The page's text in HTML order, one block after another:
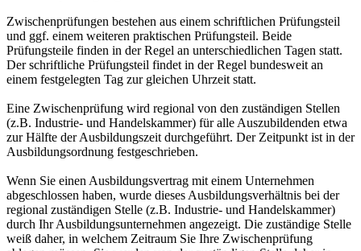
Zwischenprüfungen bestehen aus einem schriftlichen Prüfungsteil
und ggf. einem weiteren praktischen Prüfungsteil. Beide
Prüfungsteile finden in der Regel an unterschiedlichen Tagen statt.
Der schriftliche Prüfungsteil findet in der Regel bundesweit an
einem festgelegten Tag zur gleichen Uhrzeit statt.
Eine Zwischenprüfung wird regional von den zuständigen Stellen
(z.B. Industrie- und Handelskammer) für alle Auszubildenden etwa
zur Hälfte der Ausbildungszeit durchgeführt. Der Zeitpunkt ist in der
Ausbildungsordnung festgeschrieben.
Wenn Sie einen Ausbildungsvertrag mit einem Unternehmen
abgeschlossen haben, wurde dieses Ausbildungsverhältnis bei der
regional zuständigen Stelle (z.B. Industrie- und Handelskammer)
durch Ihr Ausbildungsunternehmen angezeigt. Die zuständige Stelle
weiß daher, in welchem Zeitraum Sie Ihre Zwischenprüfung